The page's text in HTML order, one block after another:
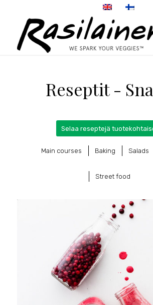
Reseptit -
Selaa reseptejä
Main courses Baking Salads
Street food